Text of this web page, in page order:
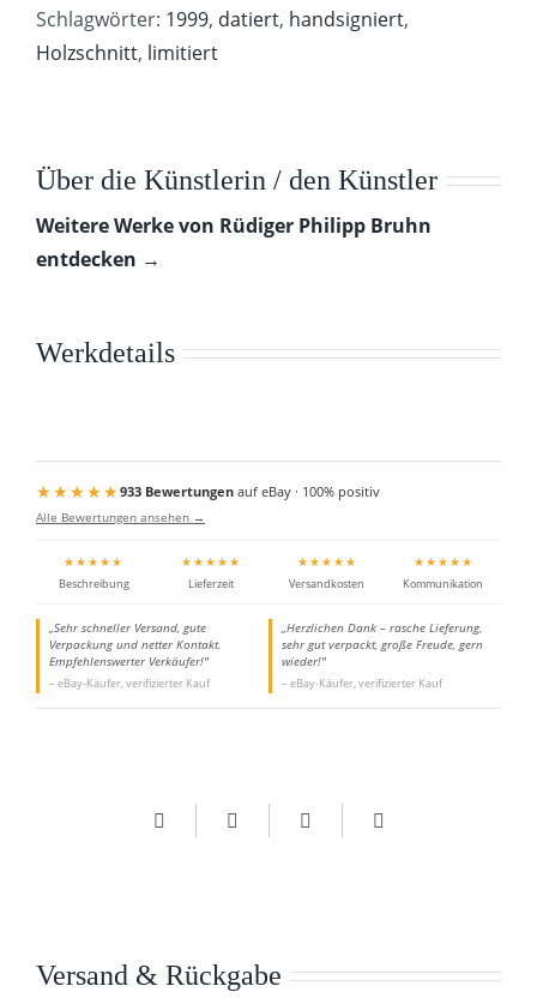
Schlagwörter: 1999, datiert, handsigniert,
Holzschnitt, limitiert
Über die Künstlerin / den Künstler
Weitere Werke von Rüdiger Philipp Bruhn
entdecken →
Werkdetails
★★★★★933 Bewertungenauf eBay · 100% positiv
Alle Bewertungen ansehen →
★★★★★
Beschreibung
★★★★★
Lieferzeit
★★★★★
Versandkosten
★★★★★
Kommunikation
„Sehr schneller Versand, gute
Verpackung und netter Kontakt.
Empfehlenswerter Verkäufer!"
– eBay-Käufer, verifizierter Kauf
„Herzlichen Dank – rasche Lieferung,
sehr gut verpackt, große Freude, gern
wieder!"
– eBay-Käufer, verifizierter Kauf
Versand & Rückgabe